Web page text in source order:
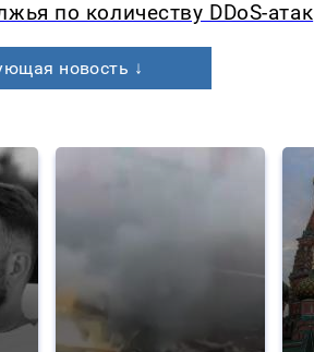
по количеству DDoS-атак
новость ↓